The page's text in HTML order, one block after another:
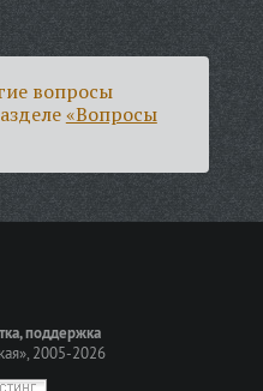
вопросы
«Вопросы
поддержка
, 2005-2026